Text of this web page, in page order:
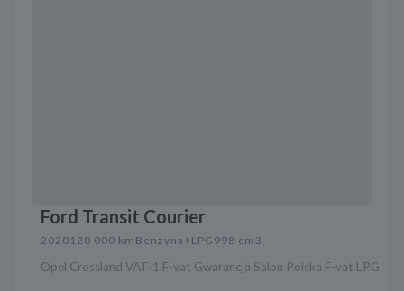
Ford Transit Courier
2020 120 000 km Benzyna+LPG 998 cm3
Opel Crossland VAT-1 F-vat Gwarancja Salon Polska F-vat LPG